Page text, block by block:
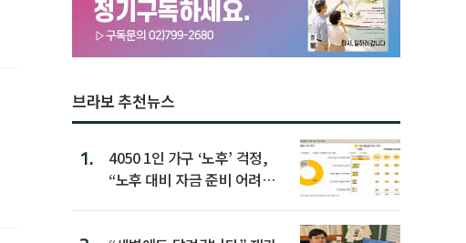
브라보 추천뉴스
1.
4050 1인 가구 ‘노후’ 걱정,
“노후 대비 자금 준비 어려